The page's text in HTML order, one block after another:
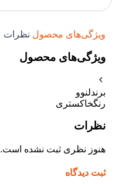
ویژگی‌های محصول نظرات
ویژگی‌های محصول
برندلنوو
رنگخاکستری
نظرات
هنوز نظری ثبت نشده است.
ثبت دیدگاه